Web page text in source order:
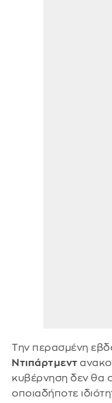
Την περασμένη
Ντιπάρτμεντ
κυβέρνηση δεν θα
οποιαδήποτε